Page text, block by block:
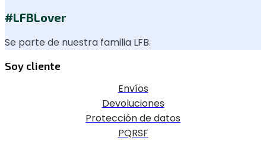
#LFBLover
Se parte de nuestra familia LFB.
Soy cliente
Envíos
Devoluciones
Protección de datos
PQRSF